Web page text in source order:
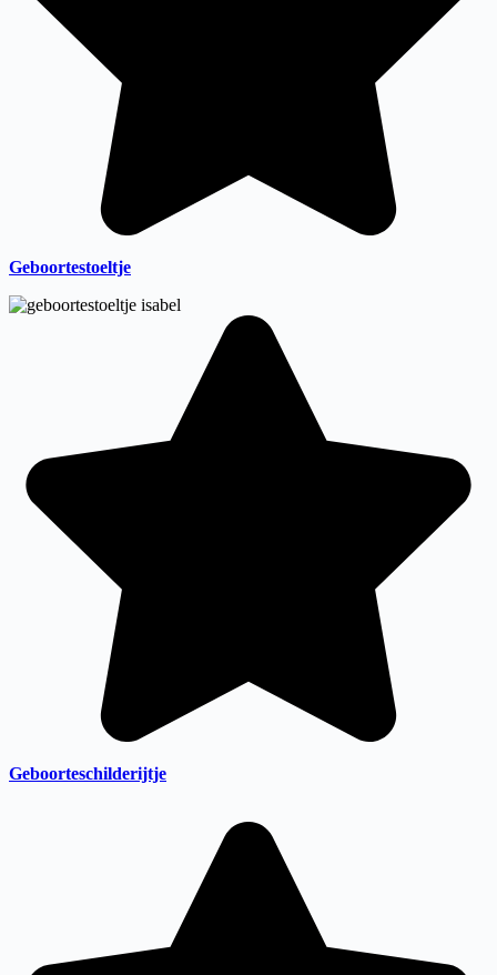
Geboortestoeltje
Geboorteschilderijtje